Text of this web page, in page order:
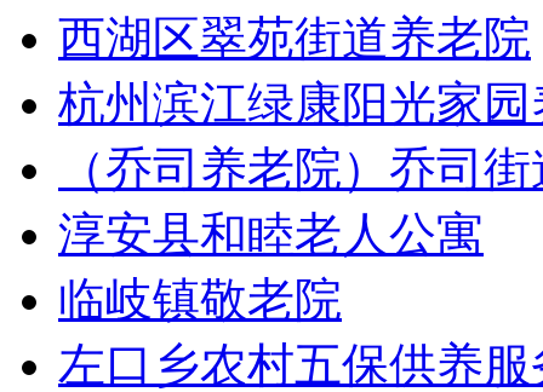
西湖区翠苑街道养老院
杭州滨江绿康阳光家
（乔司养老院）乔司
淳安县和睦老人公寓
临岐镇敬老院
左口乡农村五保供养